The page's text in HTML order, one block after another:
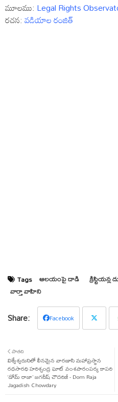
మూలము: Legal Rights
రచన:వడియాల రంజిత్
Tags ఆలయంపై దాడి క్రిస్టియన్ల
వార్తా వాహిని
Facebook
ter
పాతది
విశ్వేశ్వరునిలో లీనమైన వారణాసి మహాప్రస్థాన
రథసారధి హరిశ్చంద్ర ఘాట్ వంశపారంపర్య కాపరి
‘డోమ్ రాజా’ జగదీష్ చౌదరిజీ - Dom Raja
Jagadish Chowdary